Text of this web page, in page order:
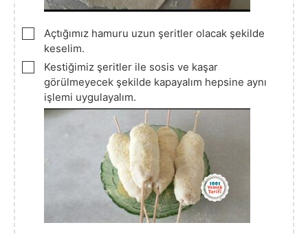
▢
Açtığımız hamuru uzun şeritler olacak şekilde
keselim.
▢
Kestiğimiz şeritler ile sosis ve kaşar
görülmeyecek şekilde kapayalım hepsine aynı
işlemi uygulayalım.